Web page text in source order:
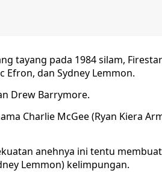
tayang pada 1984 silam,
dan Sydney Lemmon.
Drew Barrymore.
Charlie McGee (Ryan Kiera
anehnya ini tentu
Lemmon) kelimpungan.